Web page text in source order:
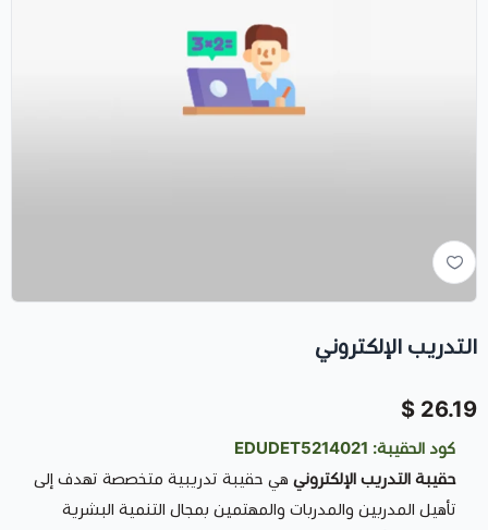
التدريب الإلكتروني
26.19 $
كود الحقيبة: EDUDET5214021
حقيبة التدريب الإلكتروني هي حقيبة تدريبية متخصصة تهدف إلى
تأهيل المدربين والمدربات والمهتمين بمجال التنمية البشرية